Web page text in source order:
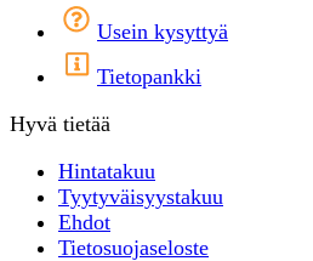
Usein kysyttyä
Tietopankki
Hyvä tietää
Hintatakuu
Tyytyväisyystakuu
Ehdot
Tietosuojaseloste